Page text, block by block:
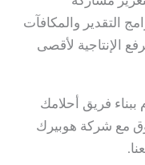
التقدير والمكافآت
الإنتاجية لأقصى
فريق أحلامك
مع شركة هوبيرك